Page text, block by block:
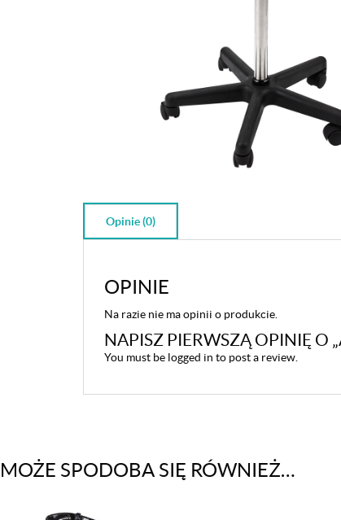
Opinie (0)
OPINIE
Na razie nie ma opinii o produkcie.
NAPISZ PIERWSZĄ OPINIĘ O
You must be logged in to post a review.
MOŻE SPODOBA SIĘ RÓWNIEŻ…